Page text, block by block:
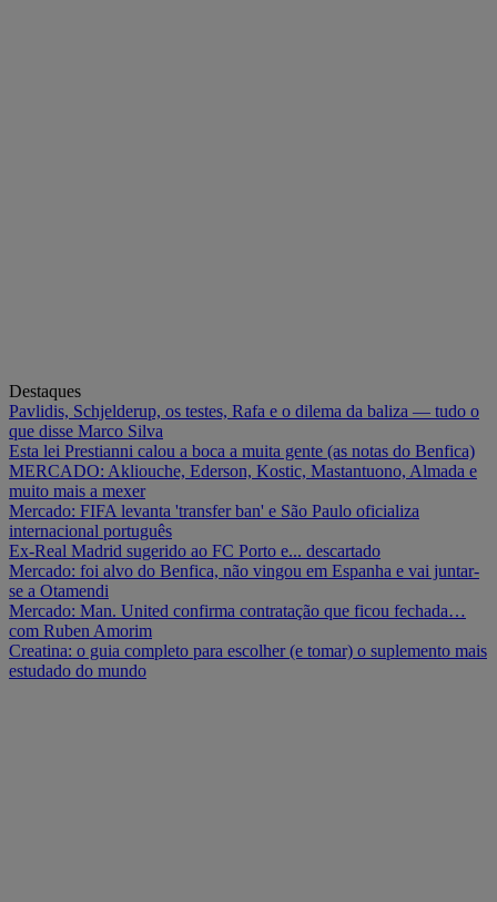
Destaques
Pavlidis, Schjelderup, os testes, Rafa e o dilema da baliza — tudo o
que disse Marco Silva
Esta lei Prestianni calou a boca a muita gente (as notas do Benfica)
MERCADO: Akliouche, Ederson, Kostic, Mastantuono, Almada e
muito mais a mexer
Mercado: FIFA levanta 'transfer ban' e São Paulo oficializa
internacional português
Ex-Real Madrid sugerido ao FC Porto e... descartado
Mercado: foi alvo do Benfica, não vingou em Espanha e vai juntar-
se a Otamendi
Mercado: Man. United confirma contratação que ficou fechada…
com Ruben Amorim
Creatina: o guia completo para escolher (e tomar) o suplemento mais
estudado do mundo